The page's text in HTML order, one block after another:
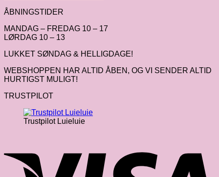
ÅBNINGSTIDER
MANDAG – FREDAG 10 – 17
LØRDAG 10 – 13
LUKKET SØNDAG & HELLIGDAGE!
WEBSHOPPEN HAR ALTID ÅBEN, OG VI SENDER ALTID
HURTIGST MULIGT!
TRUSTPILOT
Trustpilot Luieluie